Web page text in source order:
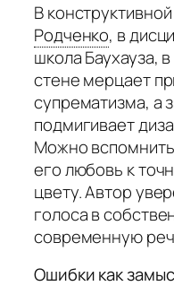
В
Родченко, в
школа Баухауза,
стене мерцает
супрематизма, а
подмигивает
Можно
его любовь к
цвету. Автор
голоса в
современную
Ошибки как